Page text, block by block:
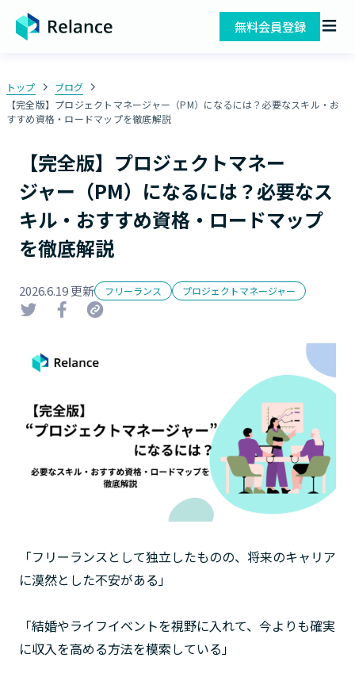
無料会員登録
トップ
ブログ
【完全版】プロジェクトマネージャー（PM）になるには？必要なスキル・お
すすめ資格・ロードマップを徹底解説
【完全版】プロジェクトマネー
ジャー（PM）になるには？必要なス
キル・おすすめ資格・ロードマップ
を徹底解説
2026.6.19 更新 フリーランス プロジェクトマネージャー
「フリーランスとして独立したものの、将来のキャリア
に漠然とした不安がある」
「結婚やライフイベントを視野に入れて、今よりも確実
に収入を高める方法を模索している」